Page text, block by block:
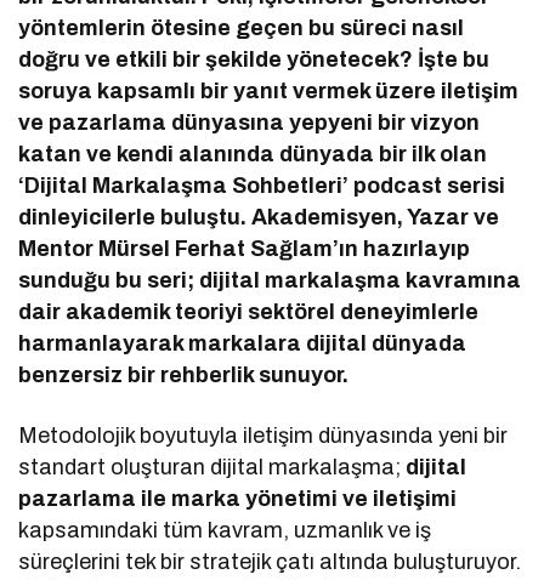
yöntemlerin ötesine geçen bu süreci nasıl
doğru ve etkili bir şekilde yönetecek? İşte bu
soruya kapsamlı bir yanıt vermek üzere iletişim
ve pazarlama dünyasına yepyeni bir vizyon
katan ve kendi alanında dünyada bir ilk olan
‘Dijital Markalaşma Sohbetleri’ podcast serisi
dinleyicilerle buluştu. Akademisyen, Yazar ve
Mentor Mürsel Ferhat Sağlam’ın hazırlayıp
sunduğu bu seri; dijital markalaşma kavramına
dair akademik teoriyi sektörel deneyimlerle
harmanlayarak markalara dijital dünyada
benzersiz bir rehberlik sunuyor.
Metodolojik boyutuyla iletişim dünyasında yeni bir
standart oluşturan dijital markalaşma; dijital
pazarlama ile marka yönetimi ve iletişimi
kapsamındaki tüm kavram, uzmanlık ve iş
süreçlerini tek bir stratejik çatı altında buluşturuyor.